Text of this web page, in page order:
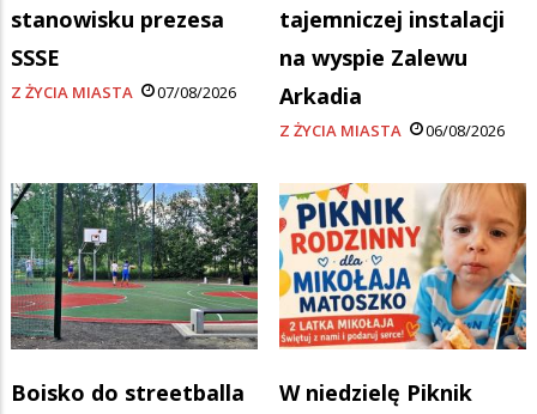
stanowisku prezesa
SSSE
Z ŻYCIA MIASTA 07/08/2026
tajemniczej instalacji
na wyspie Zalewu
Arkadia
Z ŻYCIA MIASTA 06/08/2026
Boisko do streetballa
W niedzielę Piknik